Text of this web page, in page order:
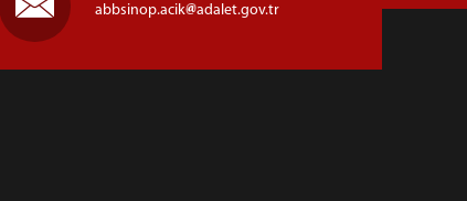
abbsinop.acik adalet.gov.tr